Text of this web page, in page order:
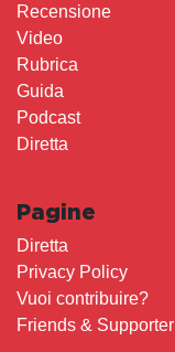
Recensione
Video
Rubrica
Guida
Podcast
Diretta
Pagine
Diretta
Privacy Policy
Vuoi contribuire?
Friends & Supporter